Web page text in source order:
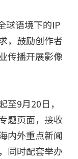
语境下的IP
，鼓励创作者
传播开展影像
9月20日，
题页面，接收
内外重点新闻
同时配套举办